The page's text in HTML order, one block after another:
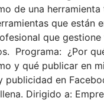
de una
que están
que
Programa: ¿Por
y qué publicar en
en
Dirigido a: